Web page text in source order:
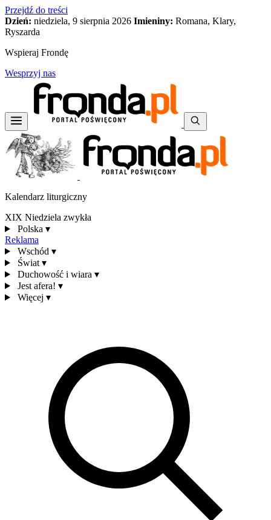
Przejdź do treści
Dzień: niedziela, 9 sierpnia 2026 Imieniny: Romana, Klary,
Ryszarda
Wspieraj Frondę
Wesprzyj nas
Kalendarz liturgiczny
XIX Niedziela zwykła
Polska ▾
Reklama
Wschód ▾
Świat ▾
Duchowość i wiara ▾
Jest afera! ▾
Więcej ▾